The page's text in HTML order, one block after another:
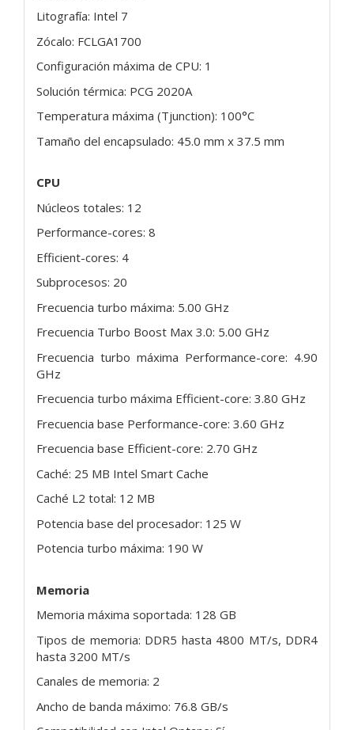
Litografía: Intel 7
Zócalo: FCLGA1700
Configuración máxima de CPU: 1
Solución térmica: PCG 2020A
Temperatura máxima (Tjunction): 100°C
Tamaño del encapsulado: 45.0 mm x 37.5 mm
CPU
Núcleos totales: 12
Performance-cores: 8
Efficient-cores: 4
Subprocesos: 20
Frecuencia turbo máxima: 5.00 GHz
Frecuencia Turbo Boost Max 3.0: 5.00 GHz
Frecuencia turbo máxima Performance-core: 4.90
GHz
Frecuencia turbo máxima Efficient-core: 3.80 GHz
Frecuencia base Performance-core: 3.60 GHz
Frecuencia base Efficient-core: 2.70 GHz
Caché: 25 MB Intel Smart Cache
Caché L2 total: 12 MB
Potencia base del procesador: 125 W
Potencia turbo máxima: 190 W
Memoria
Memoria máxima soportada: 128 GB
Tipos de memoria: DDR5 hasta 4800 MT/s, DDR4
hasta 3200 MT/s
Canales de memoria: 2
Ancho de banda máximo: 76.8 GB/s